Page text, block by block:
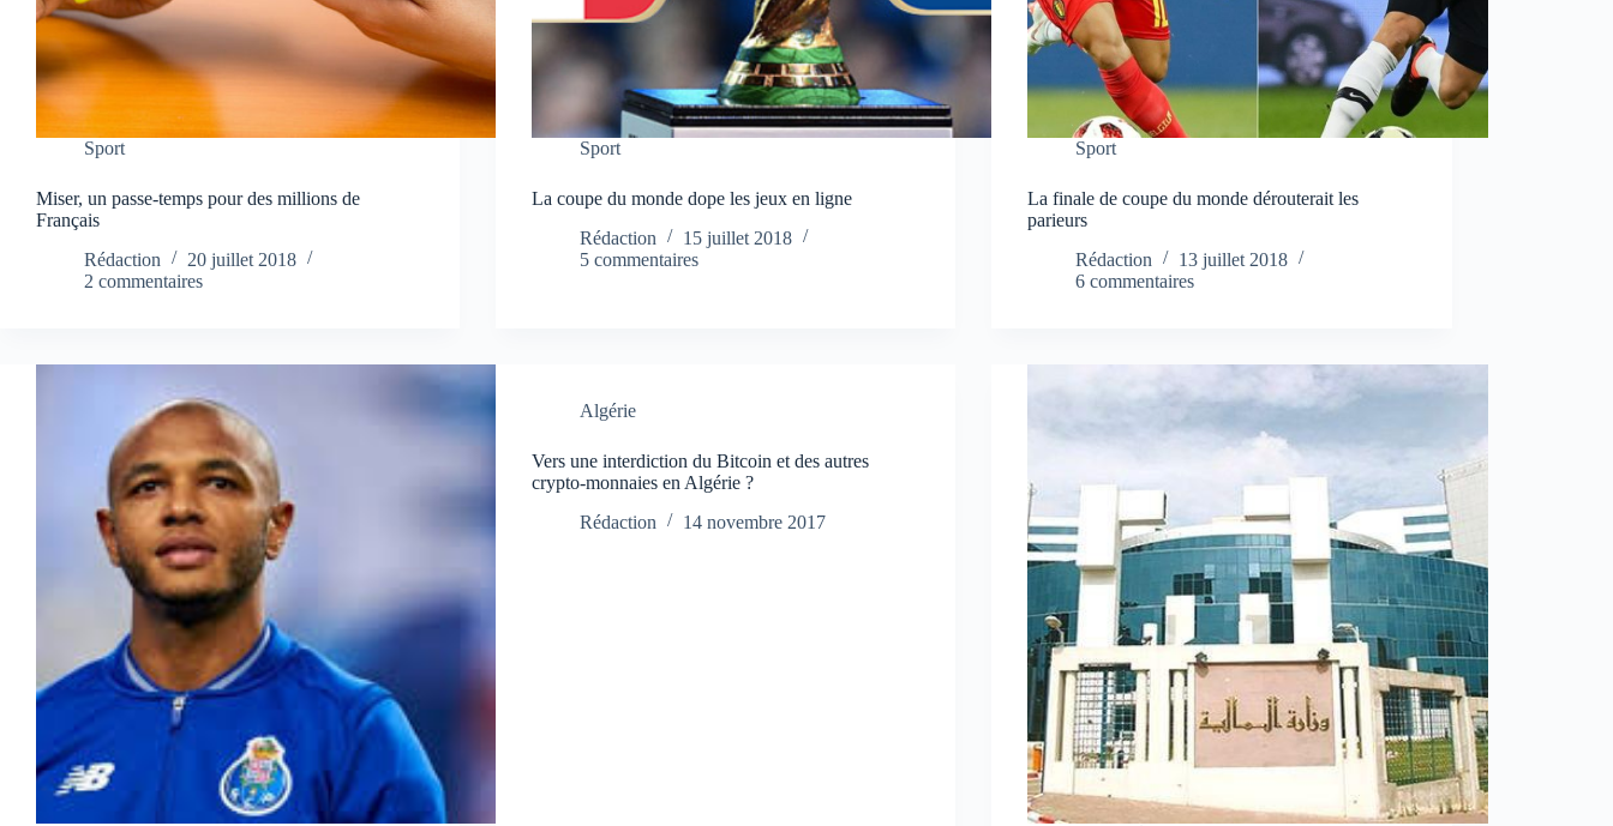
Sport
Miser, un passe-temps pour des millions de
Français
Rédaction
20 juillet 2018
2 commentaires
Sport
La coupe du monde dope les jeux en ligne
Rédaction
15 juillet 2018
5 commentaires
Sport
La finale de coupe du monde dérouterait les
parieurs
Rédaction
13 juillet 2018
6 commentaires
Algérie
Vers une interdiction du Bitcoin et des autres
crypto-monnaies en Algérie ?
Rédaction
14 novembre 2017